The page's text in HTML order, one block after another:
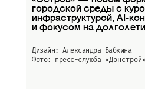
городской среды с
инфраструктурой, AI-
и фокусом на
Дизайн: Александра Бабкина
Фото: пресс-слуюба